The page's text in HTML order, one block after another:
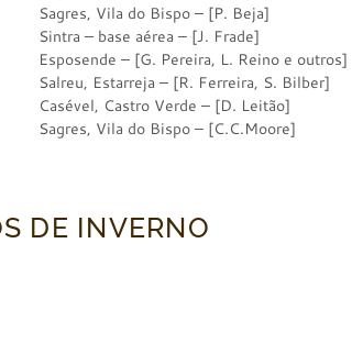
Vila do Bispo – [P. Beja]
– base aérea – [J. Frade]
– [G. Pereira, L. Reino e outros]
Estarreja – [R. Ferreira, S. Bilber]
Castro Verde – [D. Leitão]
Vila do Bispo – [C.C.Moore]
DE INVERNO